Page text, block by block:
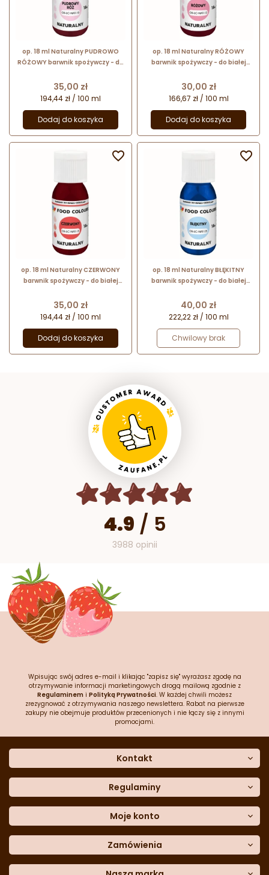
op. 18 ml Naturalny PUDROWO
RÓŻOWY barwnik spożywczy - do
cukierniczych - OS-LC-NAT-10
Food Colours
Cena
35,00 zł
194,44 zł / 100 ml
Dodaj do koszyka
op. 18 ml Naturalny RÓŻOWY
barwnik spożywczy - do białej
- OS-LC-NAT-12 Food Colours
Cena
30,00 zł
166,67 zł / 100 ml
Dodaj do koszyka
op. 18 ml Naturalny CZERWONY
barwnik spożywczy - do białej
- OS-LC-NAT-15 Food Colours
Cena
35,00 zł
194,44 zł / 100 ml
Dodaj do koszyka

op. 18 ml Naturalny BŁĘKITNY
barwnik spożywczy - do białej
- OS-LC-NAT-25 Food Colours
Cena
40,00 zł
222,22 zł / 100 ml
Chwilowy brak

4.9 / 5
3988 opinii
Wpisując swój adres e-mail i klikając "zapisz się" wyrażasz zgodę na
otrzymywanie informacji marketingowych drogą mailową zgodnie z
Regulaminem i Polityką Prywatności. W każdej chwili możesz
zrezygnować z otrzymywania naszego newslettera. Rabat na pierwsze
zakupy nie obejmuje produktów przecenionych i nie łączy się z innymi
promocjami.
Kontakt
Dane kontaktowe
Często zadawane pytania
Sklep stacjonarny
Formularz kontaktowy
Blog
Regulaminy
Polityka prywatności
Polityka cookies
Polityka reklamacji
Polityka zwrotów
Dostępność cyfrowa
Moje konto
Moje dane
Historia zamówień
Lista ulubionych
Zamówienia